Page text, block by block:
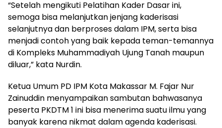
“Setelah mengikuti Pelatihan Kader Dasar ini,
semoga bisa melanjutkan jenjang kaderisasi
selanjutnya dan berproses dalam IPM, serta bisa
menjadi contoh yang baik kepada teman-temannya
di Kompleks Muhammadiyah Ujung Tanah maupun
diluar,” kata Nurdin.
Ketua Umum PD IPM Kota Makassar M. Fajar Nur
Zainuddin menyampaikan sambutan bahwasanya
peserta PKDTM 1 ini bisa menerima suatu ilmu yang
banyak karena nikmat dalam agenda kaderisasi.